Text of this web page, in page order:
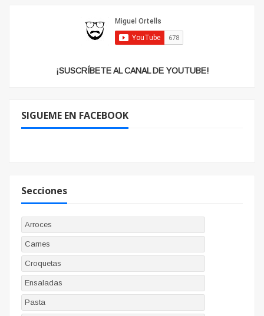
¡SUSCRÍBETE AL CANAL DE YOUTUBE!
SIGUEME EN FACEBOOK
Secciones
Arroces
Carnes
Croquetas
Ensaladas
Pasta